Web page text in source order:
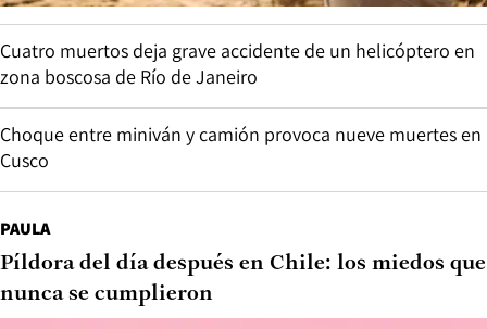
Cuatro muertos deja grave accidente de un helicóptero en
zona boscosa de Río de Janeiro
Choque entre miniván y camión provoca nueve muertes en
Cusco
PAULA
Píldora del día después en Chile: los miedos que
nunca se cumplieron